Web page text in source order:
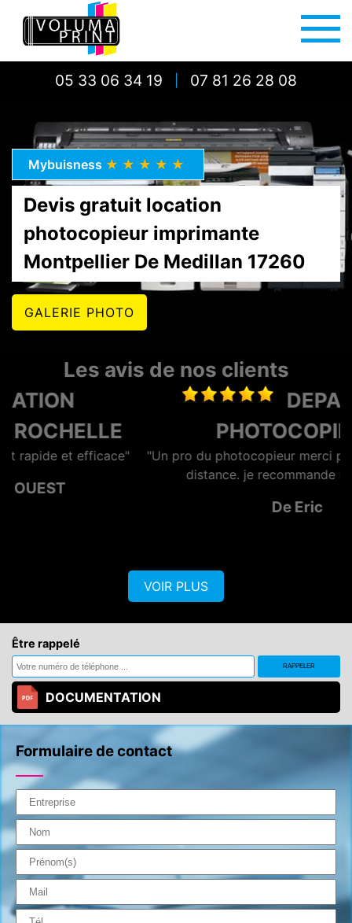
05 33 06 34 19 07 81 26 28 08
Mybuisness ★★★★★
Devis gratuit location
photocopieur imprimante
Montpellier De Medillan 17260
GALERIE PHOTO
Les avis de nos clients
DEPANNAGE
PHOTOCOPIEUR
"Un pro du photocopieur merci pour l'assistance à
distance. je recommande un vrai pro"
VOIR PLUS
Être rappelé
DOCUMENTATION
Formulaire de contact